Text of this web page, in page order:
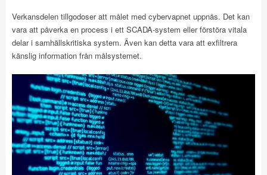
Verkansdelen tillgodoser att målet med cybervapnet uppnås. Det kan
vara att påverka en process i ett SCADA-system eller förstöra vitala
delar i samhällskritiska system. Även kan detta vara att exfiltrera
känslig information från målsystemet.